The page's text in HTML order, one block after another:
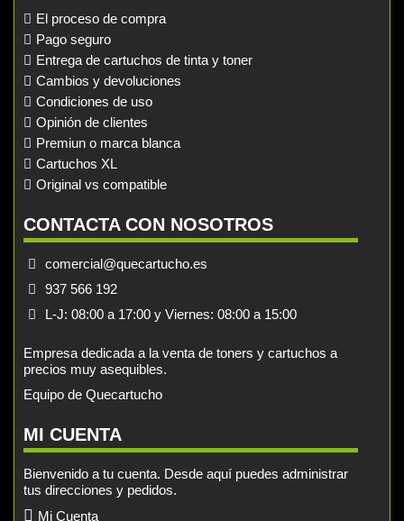
El proceso de compra
Pago seguro
Entrega de cartuchos de tinta y toner
Cambios y devoluciones
Condiciones de uso
Opinión de clientes
Premiun o marca blanca
Cartuchos XL
Original vs compatible
CONTACTA CON NOSOTROS
comercial@quecartucho.es
937 566 192
L-J: 08:00 a 17:00 y Viernes: 08:00 a 15:00
Empresa dedicada a la venta de toners y cartuchos a
precios muy asequibles.
Equipo de Quecartucho
MI CUENTA
Bienvenido a tu cuenta. Desde aquí puedes administrar
tus direcciones y pedidos.
Mi Cuenta